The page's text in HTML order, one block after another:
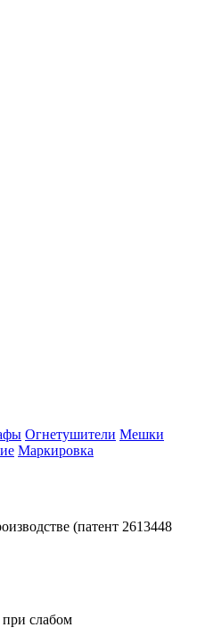
Огнетушители Мешки
Маркировка
(патент 2613448
слабом